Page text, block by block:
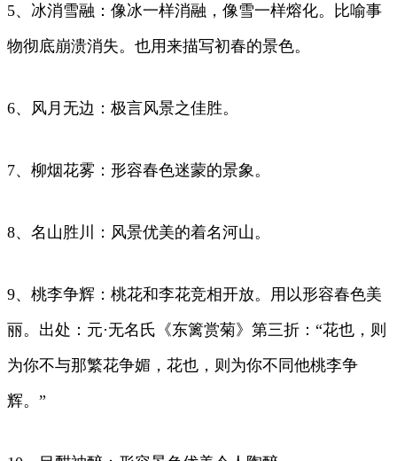
5、冰消雪融：像冰一样消融，像雪一样熔化。比喻事
物彻底崩溃消失。也用来描写初春的景色。
6、风月无边：极言风景之佳胜。
7、柳烟花雾：形容春色迷蒙的景象。
8、名山胜川：风景优美的着名河山。
9、桃李争辉：桃花和李花竞相开放。用以形容春色美
丽。出处：元·无名氏《东篱赏菊》第三折：“花也，则
为你不与那繁花争媚，花也，则为你不同他桃李争
辉。”